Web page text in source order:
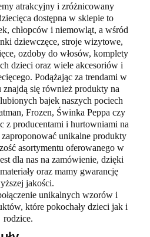
atrakcyjny i zróżnicowany
dostępna w sklepie to
chłopców i niemowląt, a wśród
dziewczęce, stroje wizytowe,
ozdoby do włosów, komplety
dzieci oraz wiele akcesoriów i
Podążając za trendami w
znajdą się również produkty na
bajek naszych pociech
Frozen, Świnka Peppa czy
z producentami i hurtowniami na
unikalne produkty
asortymentu oferowanego w
dla nas na zamówienie, dzięki
oraz mamy gwarancję
jakości.
unikalnych wzorów i
które pokochały dzieci jak i
rodzice.